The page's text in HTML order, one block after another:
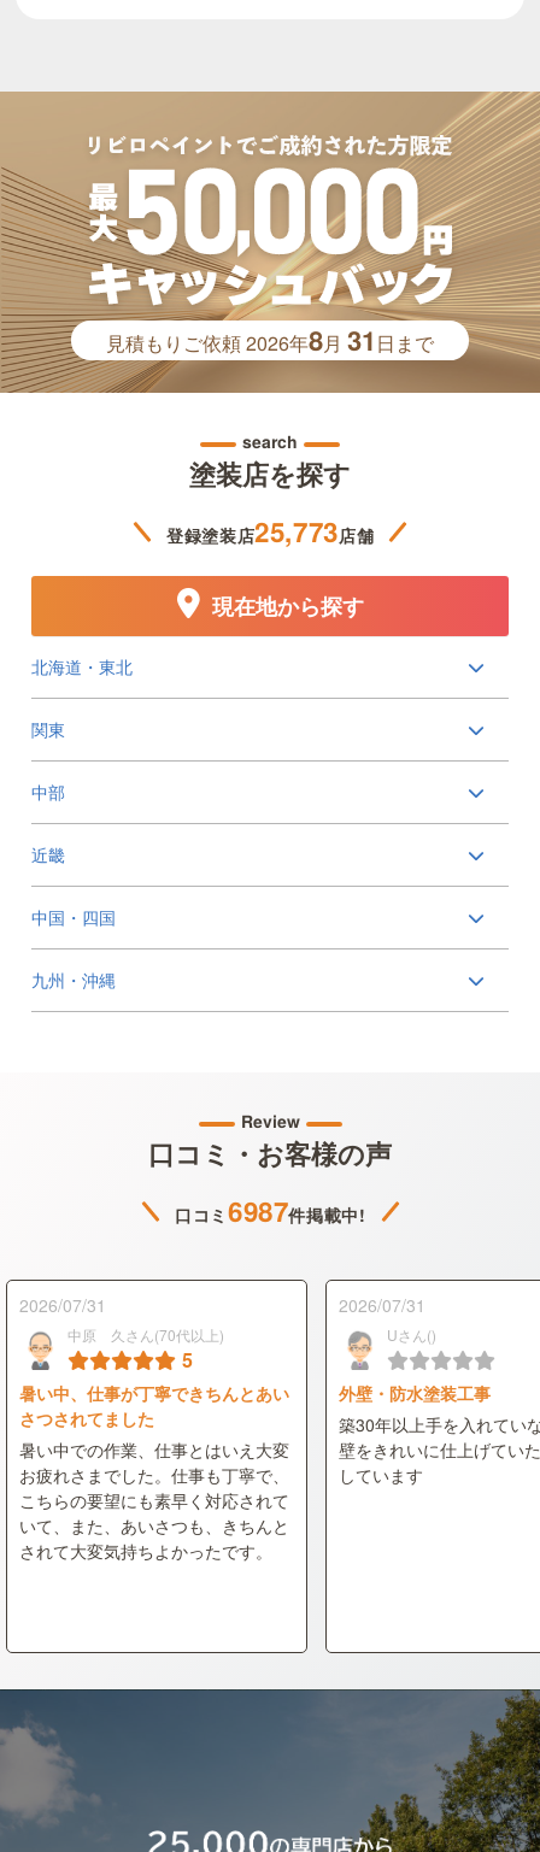
見積もりご依頼2026年8月31 日まで
search
塗装店を探す
登録塗装店25,773店舗
北海道・東北
関東
中部
近畿
中国・四国
九州・沖縄
現在地から探す
Review
口コミ・お客様の声
口コミ 6987件掲載中!
2026/07/31
中原 久さん(70代以上)
5
暑い中、仕事が丁寧できちんとあい
さつされてました
暑い中での作業、仕事とはいえ大変
お疲れさまでした。仕事も丁寧で、
こちらの要望にも素早く対応されて
いて、また、あいさつも、きちんと
されて大変気持ちよかったです。
2026/07/31
Uさん()
外壁・防水塗装工事
築30年以上手を入れてい
壁をきれいに仕上げてい
しています